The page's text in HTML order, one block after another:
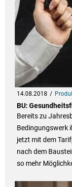
14.08.2018
BU:
Bereits zu
Bedingungswerk
jetzt mit dem
nach dem
so mehr